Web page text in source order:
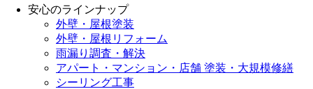
安心のラインナップ
外壁・屋根塗装
外壁・屋根リフォーム
雨漏り調査・解決
アパート・マンション・店舗 塗装・大規模修繕
シーリング工事